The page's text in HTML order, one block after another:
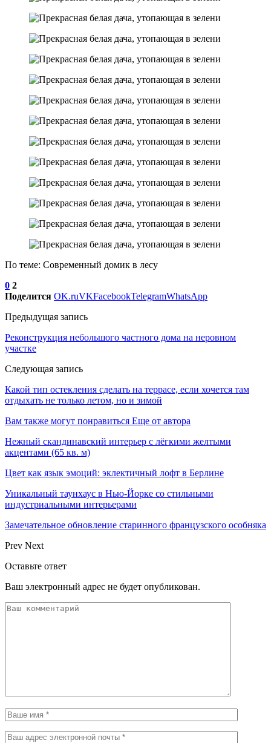
По теме: Современный домик в лесу
0 2
Поделится OK.ruVKFacebookTelegramWhatsApp
Предыдущая запись
Реконструкция небольшого частного дома на неровном
участке
Следующая запись
Какой тип остекления сделать на террасе, если хочется там
отдыхать не только летом, но и зимой
Вам также могут понравиться Еще от автора
Нежный скандинавский интерьер с лёгкими желтыми
акцентами (65 кв. м)
Цвет как язык эмоций: эклектичный лофт в Берлине
Уникальный таунхаус в Нью-Йорке со стильными
индустриальными интерьерами
Замечательное обновление старинного французского особняка
Prev Next
Оставьте ответ
Ваш электронный адрес не будет опубликован.